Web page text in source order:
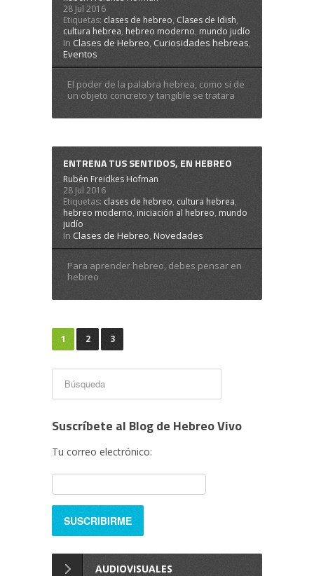
28 Jul 2016
Etiquetas: clases de hebreo, Clases de Idish,
cultura hebrea, hebreo moderno, mundo judío
In Clases de Hebreo, Curiosidades hebreas,
Eventos
El poder de la palabra hebrea, como si de
un objeto concreto y tangible se tratara
ENTRENA TUS SENTIDOS, EN HEBREO
Rubén Freidkes Hofman
28 Jul 2016
Etiquetas: clases de hebreo, cultura hebrea,
hebreo moderno, iniciación al hebreo, mundo
judío
In Clases de Hebreo,Novedades
Para aprender hebreo, debes pensar en
hebreo
1 2 3
Suscríbete al Blog de Hebreo Vivo
Tu correo electrónico:
AUDIOVISUALES